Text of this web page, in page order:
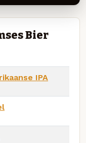
Bier
IPA